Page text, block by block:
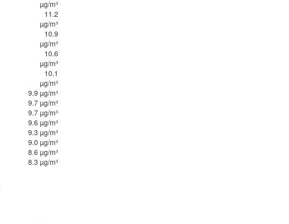
µg/m³
11.2
µg/m³
10.9
µg/m³
10.6
µg/m³
10.1
µg/m³
9.9 µg/m³
9.7 µg/m³
9.7 µg/m³
9.6 µg/m³
9.3 µg/m³
9.0 µg/m³
8.6 µg/m³
8.3 µg/m³